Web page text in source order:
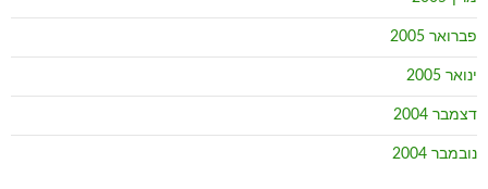
פברואר 2005
ינואר 2005
דצמבר 2004
נובמבר 2004